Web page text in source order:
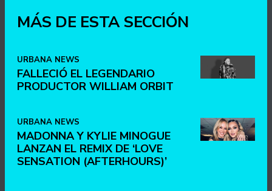
MÁS DE ESTA SECCIÓN
URBANA NEWS
FALLECIÓ EL LEGENDARIO
PRODUCTOR WILLIAM ORBIT
URBANA NEWS
MADONNA Y KYLIE MINOGUE
LANZAN EL REMIX DE ‘LOVE
SENSATION (AFTERHOURS)’